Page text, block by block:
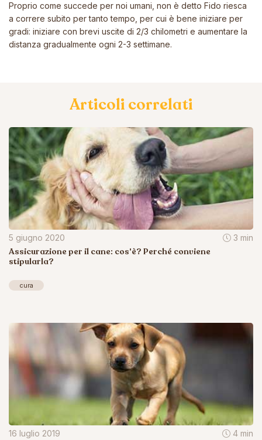
Proprio come succede per noi umani, non è detto Fido riesca
a correre subito per tanto tempo, per cui è bene iniziare per
gradi: iniziare con brevi uscite di 2/3 chilometri e aumentare la
distanza gradualmente ogni 2-3 settimane.
Articoli correlati
5 giugno 2020 3 min
Assicurazione per il cane: cos'è? Perché conviene
stipularla?
cura
16 luglio 2019 4 min